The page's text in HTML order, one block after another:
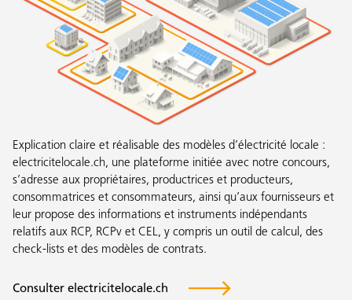
Explication claire et réalisable des modèles d’électricité locale :
electricitelocale.ch, une plateforme initiée avec notre concours,
s’adresse aux propriétaires, productrices et producteurs,
consommatrices et consommateurs, ainsi qu’aux fournisseurs et
leur propose des informations et instruments indépendants
relatifs aux RCP, RCPv et CEL, y compris un outil de calcul, des
check-lists et des modèles de contrats.
Consulter electricitelocale.ch